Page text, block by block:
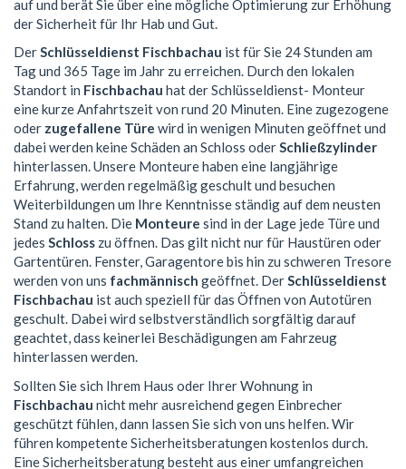
auf und berät Sie über eine mögliche Optimierung zur Erhöhung
der Sicherheit für Ihr Hab und Gut.
DerSchlüsseldienst Fischbachau ist für Sie 24 Stunden am
Tag und 365 Tage im Jahr zu erreichen. Durch den lokalen
Standort in Fischbachau hat der Schlüsseldienst- Monteur
eine kurze Anfahrtszeit von rund 20 Minuten. Eine zugezogene
oder zugefallene Türe wird in wenigen Minuten geöffnet und
dabei werden keine Schäden an Schloss oderSchließzylinder
hinterlassen. Unsere Monteure haben eine langjährige
Erfahrung, werden regelmäßig geschult und besuchen
Weiterbildungen um Ihre Kenntnisse ständig auf dem neusten
Stand zu halten. Die Monteure sind in der Lage jede Türe und
jedes Schloss zu öffnen. Das gilt nicht nur für Haustüren oder
Gartentüren. Fenster, Garagentore bis hin zu schweren Tresore
werden von uns fachmännisch geöffnet. DerSchlüsseldienst
Fischbachau ist auch speziell für das Öffnen von Autotüren
geschult. Dabei wird selbstverständlich sorgfältig darauf
geachtet, dass keinerlei Beschädigungen am Fahrzeug
hinterlassen werden.
Sollten Sie sich Ihrem Haus oder Ihrer Wohnung in
Fischbachau nicht mehr ausreichend gegen Einbrecher
geschützt fühlen, dann lassen Sie sich von uns helfen. Wir
führen kompetente Sicherheitsberatungen kostenlos durch.
Eine Sicherheitsberatung besteht aus einer umfangreichen